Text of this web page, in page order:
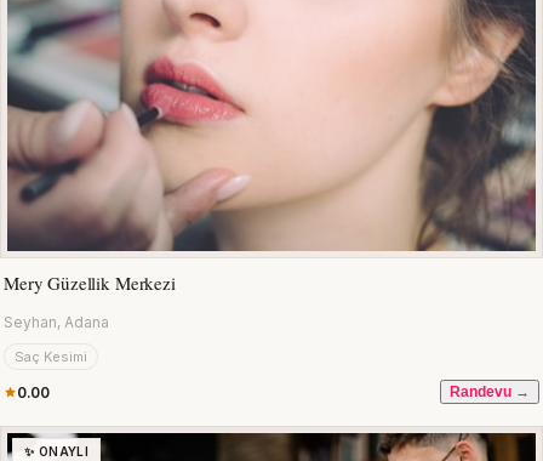
Mery Güzellik Merkezi
Seyhan, Adana
Saç Kesimi
0.00 Randevu →
✨ ONAYLI